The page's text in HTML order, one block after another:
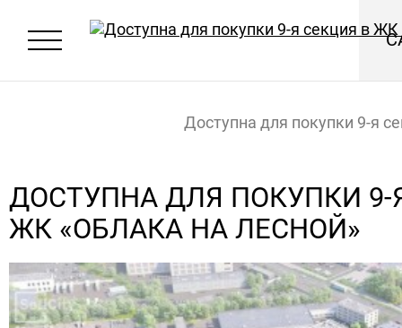
Доступна для покупки 9-я
ДОСТУПНА ДЛЯ ПОКУПКИ 9-
ЖК «ОБЛАКА НА ЛЕСНОЙ»